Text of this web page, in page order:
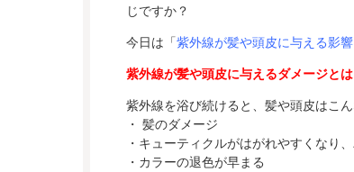
じですか？
今日は「紫外線が髪や頭皮に与える影響
紫外線が髪や頭皮に与えるダメージとは
紫外線を浴び続けると、髪や頭皮はこ
・ 髪のダメージ
・キューティクルがはがれやすくなり
・カラーの退色が早まる